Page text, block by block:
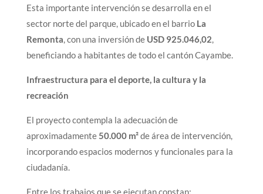
Esta importante intervención se desarrolla en el
sector norte del parque, ubicado en el barrio La
Remonta, con una inversión de USD 925.046,02,
beneficiando a habitantes de todo el cantón Cayambe.
Infraestructura para el deporte, la cultura y la
recreación
El proyecto contempla la adecuación de
aproximadamente50.000 m²de área de intervención,
incorporando espacios modernos y funcionales para la
ciudadanía.
Entre los trabajos que se ejecutan constan: